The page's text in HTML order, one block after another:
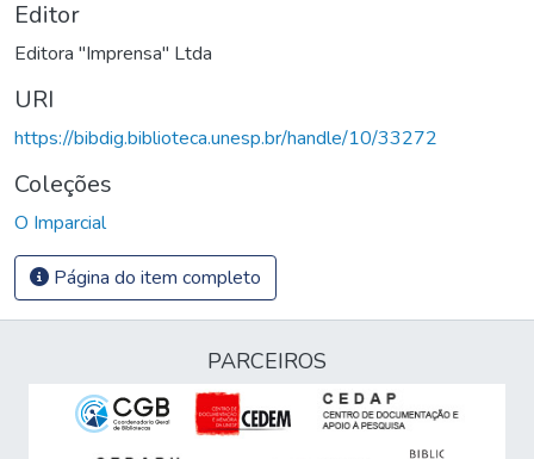
Editor
Editora "Imprensa" Ltda
URI
https://bibdig.biblioteca.unesp.br/handle/10/33272
Coleções
O Imparcial
Página do item completo
PARCEIROS